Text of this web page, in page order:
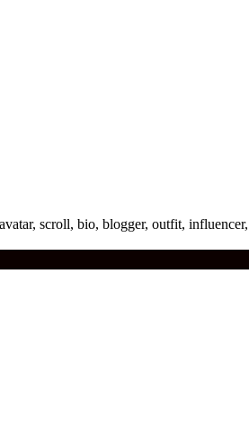
scroll, bio, blogger, outfit,